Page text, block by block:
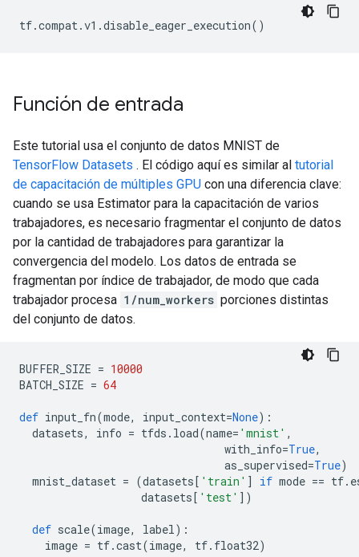
tf.compat.v1 .disable_eager_execution()
Función de entrada
Este tutorial usa el conjunto de datos MNIST de
TensorFlow Datasets . El código aquí es similar al tutorial
de capacitación de múltiples GPU con una diferencia clave:
cuando se usa Estimator para la capacitación de varios
trabajadores, es necesario fragmentar el conjunto de datos
por la cantidad de trabajadores para garantizar la
convergencia del modelo. Los datos de entrada se
fragmentan por índice de trabajador, de modo que cada
trabajador procesa 1/num_workers porciones distintas
del conjunto de datos.
BUFFER_SIZE = 10000
BATCH_SIZE = 64
def input_fn(mode, input_context=None):
datasets, info = tfds . load(name= 'mnist' ,
with_info=True,
as_supervised=True)
mnist_dataset = (datasets[ 'train' ] if mode == tf.
datasets[ 'test' ])
def scale(image, label):
image = tf.cast(image, tf. float32)